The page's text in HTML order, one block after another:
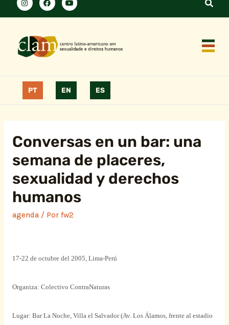
PT EN ES
Conversas en un bar: una
semana de placeres,
sexualidad y derechos
humanos
agenda/ Por fw2
17-22 de octubre del 2005, Lima-Perú
Organiza: Colectivo ContraNaturas
Lugar: Bar La Noche, Villa el Salvador (Av. Los Álamos, frente al estadio